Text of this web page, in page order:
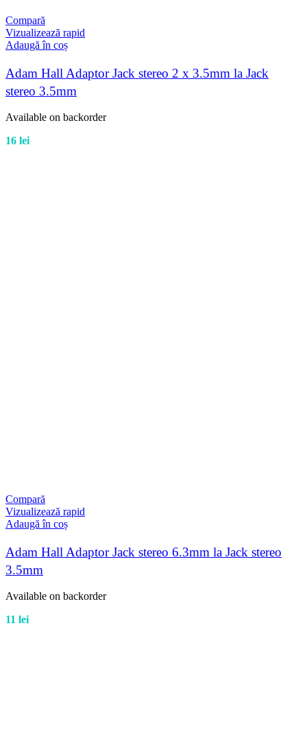
Compară
Vizualizează rapid
Adaugă în coș
Adam Hall Adaptor Jack stereo 2 x 3.5mm la Jack
stereo 3.5mm
Available on backorder
16 lei
Compară
Vizualizează rapid
Adaugă în coș
Adam Hall Adaptor Jack stereo 6.3mm la Jack stereo
3.5mm
Available on backorder
11 lei